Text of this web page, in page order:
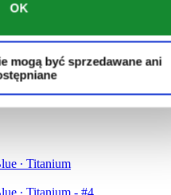
OK
mogą być sprzedawane ani
∙